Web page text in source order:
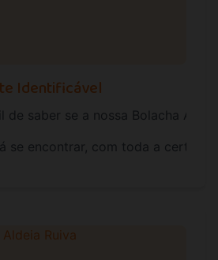
Identificável
de saber se a nossa Bolacha
se encontrar, com toda a